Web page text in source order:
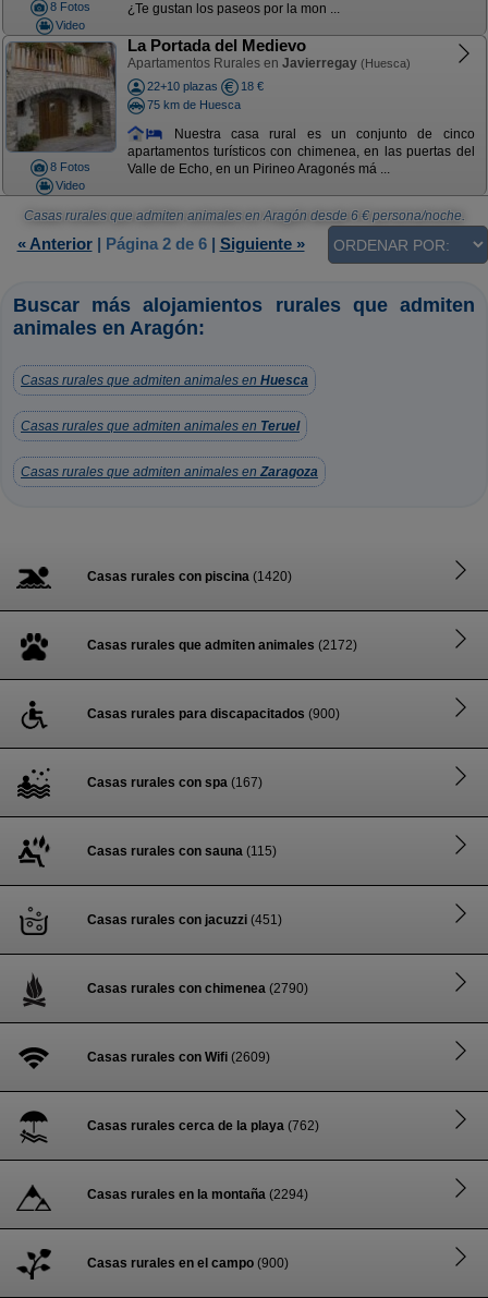
8 Fotos
Video
¿Te gustan los paseos por la mon ...
8 Fotos
Video
La Portada del Medievo
Apartamentos Rurales en Javierregay (Huesca)
22+10 plazas
18 €
75 km de Huesca
Nuestra casa rural es un conjunto de cinco
apartamentos turísticos con chimenea, en las puertas del
Valle de Echo, en un Pirineo Aragonés má ...
Casas rurales que admiten animales en Aragón desde 6€ persona/noche.
« Anterior| Página 2 de 6| Siguiente »
Buscar más alojamientos rurales que admiten
animales en Aragón:
Casas rurales que admiten animales en Huesca
Casas rurales que admiten animales en Teruel
Casas rurales que admiten animales en Zaragoza
Casas rurales con piscina (1420)
Casas rurales que admiten animales (2172)
Casas rurales para discapacitados (900)
Casas rurales con spa (167)
Casas rurales con sauna (115)
Casas rurales con jacuzzi (451)
Casas rurales con chimenea (2790)
Casas rurales con Wifi (2609)
Casas rurales cerca de la playa (762)
Casas rurales en la montaña (2294)
Casas rurales en el campo (900)